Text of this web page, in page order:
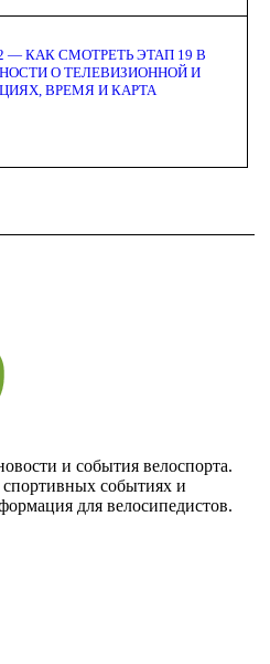
— КАК СМОТРЕТЬ ЭТАП 19 В
О ТЕЛЕВИЗИОННОЙ И
ВРЕМЯ И КАРТА
и события велоспорта.
событиях и
для велосипедистов.